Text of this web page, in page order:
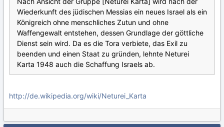
Wiederkunft des jüdischen Messias ein neues Israel als ein
Königreich ohne menschliches Zutun und ohne
Waffengewalt entstehen, dessen Grundlage der göttliche
Dienst sein wird. Da es die Tora verbiete, das Exil zu
beenden und einen Staat zu gründen, lehnte Neturei
Karta 1948 auch die Schaffung Israels ab.
http://de.wikipedia.org/wiki/Neturei_Karta